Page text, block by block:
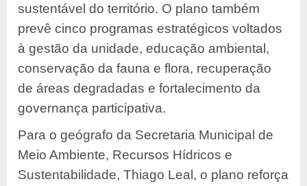
sustentável do território. O plano também
prevê cinco programas estratégicos voltados
à gestão da unidade, educação ambiental,
conservação da fauna e flora, recuperação
de áreas degradadas e fortalecimento da
governança participativa.
Para o geógrafo da Secretaria Municipal de
Meio Ambiente, Recursos Hídricos e
Sustentabilidade, Thiago Leal, o plano reforça